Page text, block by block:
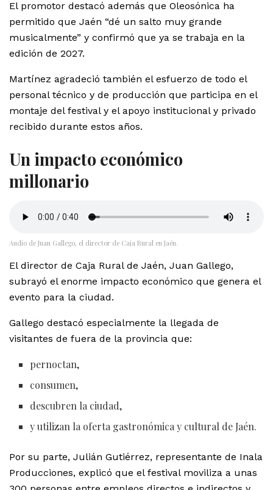
El promotor destacó además que Oleosónica ha
permitido que Jaén “dé un salto muy grande
musicalmente” y confirmó que ya se trabaja en la
edición de 2027.
Martínez agradeció también el esfuerzo de todo el
personal técnico y de producción que participa en el
montaje del festival y el apoyo institucional y privado
recibido durante estos años.
Un impacto económico
millonario
Audio de Juan Gallego, el director de Caja Rural en Jaén.
El director de Caja Rural de Jaén, Juan Gallego,
subrayó el enorme impacto económico que genera el
evento para la ciudad.
Gallego destacó especialmente la llegada de
visitantes de fuera de la provincia que:
pernoctan,
consumen,
descubren la ciudad,
y utilizan la oferta gastronómica y cultural de Jaén.
Por su parte, Julián Gutiérrez, representante de Inala
Producciones, explicó que el festival moviliza a unas